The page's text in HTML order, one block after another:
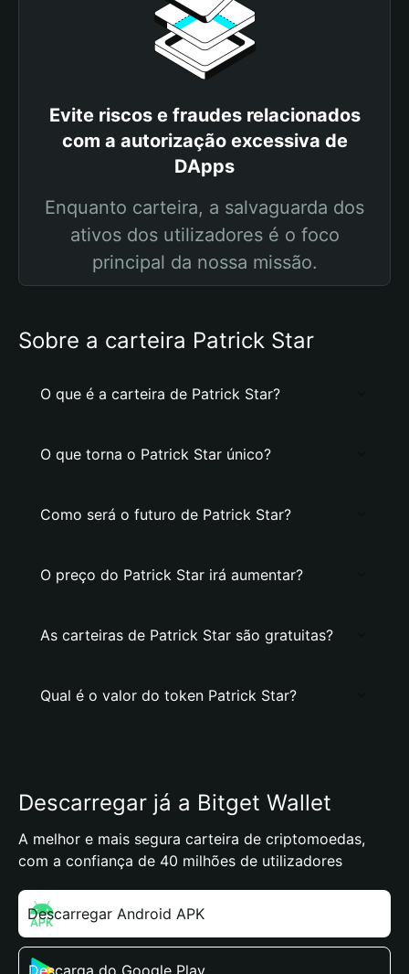
Evite riscos e fraudes relacionados
com a autorização excessiva de
DApps
Enquanto carteira, a salvaguarda dos
ativos dos utilizadores é o foco
principal da nossa missão.
Sobre a carteira Patrick Star
O que é a carteira de Patrick Star?
O que torna o Patrick Star único?
Como será o futuro de Patrick Star?
O preço do Patrick Star irá aumentar?
As carteiras de Patrick Star são gratuitas?
Qual é o valor do token Patrick Star?
Descarregar já a Bitget Wallet
A melhor e mais segura carteira de criptomoedas,
com a confiança de 40 milhões de utilizadores
Descarregar Android APK
Descarga do Google Play